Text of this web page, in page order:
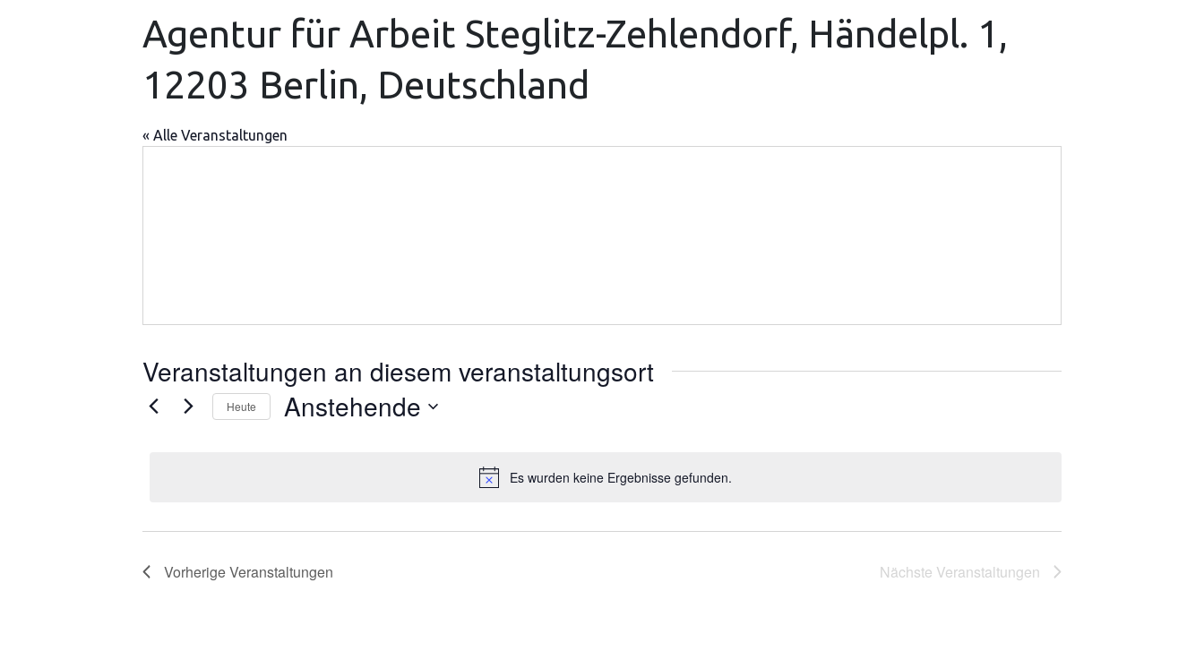
Agentur für Arbeit Steglitz-Zehlendorf, Händelpl. 1,
12203 Berlin, Deutschland
« Alle Veranstaltungen
Veranstaltungen an diesem veranstaltungsort
Hinweis
Es wurden keine Ergebnisse gefunden.
Heute Anstehende
VorherigeVeranstaltungen Nächste Veranstaltungen